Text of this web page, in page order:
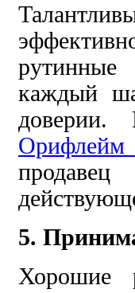
рутинные
каждый
доверии.
Орифлейм
5.
Хорошие